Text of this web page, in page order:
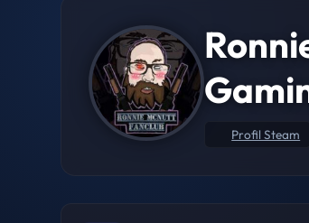
Profil Steam